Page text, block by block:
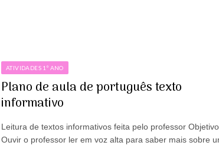
ATIVIDADES 1º ANO
Plano de aula de português texto
informativo
Leitura de textos informativos feita pelo professor
Ouvir o professor ler em voz alta para saber mais sobre